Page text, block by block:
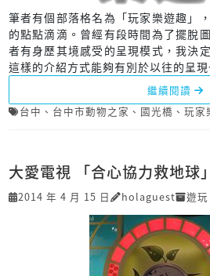
筆者有個部落格名為「玩家樂遊趣」
的點點滴滴。曾經有段時間為了擺脫
者有身歷其境感受的呈現模式，我決
這樣的介紹方式能夠有別於以往的呈
繼續閱讀
台中 、 台中市動物之家 、 國光橋 、 玩家
大愛電視 「合心協力救地球
2014 年 4 月 15 日 holaguest 遊玩